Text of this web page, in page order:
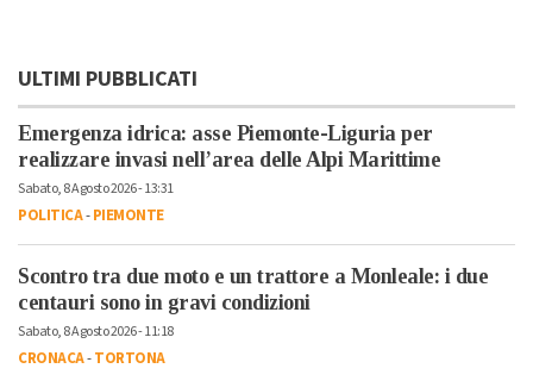
ULTIMI PUBBLICATI
Emergenza idrica: asse Piemonte-Liguria per
realizzare invasi nell’area delle Alpi Marittime
Sabato, 8 Agosto 2026 - 13:31
POLITICA-PIEMONTE
Scontro tra due moto e un trattore a Monleale: i due
centauri sono in gravi condizioni
Sabato, 8 Agosto 2026 - 11:18
CRONACA-TORTONA